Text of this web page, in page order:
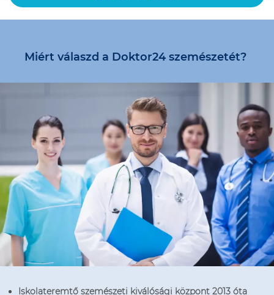
Miért válaszd a Doktor24 szemészetét?
Iskolateremtő szemészeti kiválósági központ 2013 óta